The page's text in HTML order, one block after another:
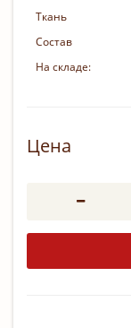
Ткань
Состав
На складе:
Цена